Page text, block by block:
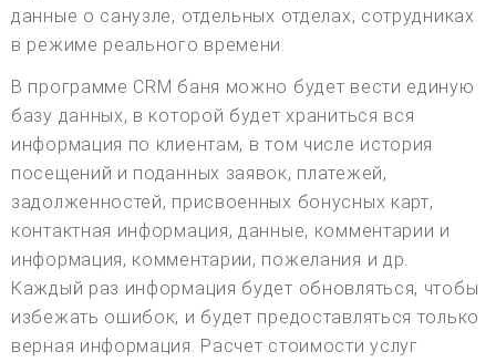
данные о санузле, отдельных отделах, сотрудниках
в режиме реального времени.
В программе CRM баня можно будет вести единую
базу данных, в которой будет храниться вся
информация по клиентам, в том числе история
посещений и поданных заявок, платежей,
задолженностей, присвоенных бонусных карт,
контактная информация, данные, комментарии и
информация, комментарии, пожелания и др.
Каждый раз информация будет обновляться, чтобы
избежать ошибок, и будет предоставляться только
верная информация. Расчет стоимости услуг